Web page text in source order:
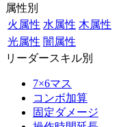
属性別
火属性 水属性 木属性
光属性 闇属性
リーダースキル別
7×6マス
コンボ加算
固定ダメージ